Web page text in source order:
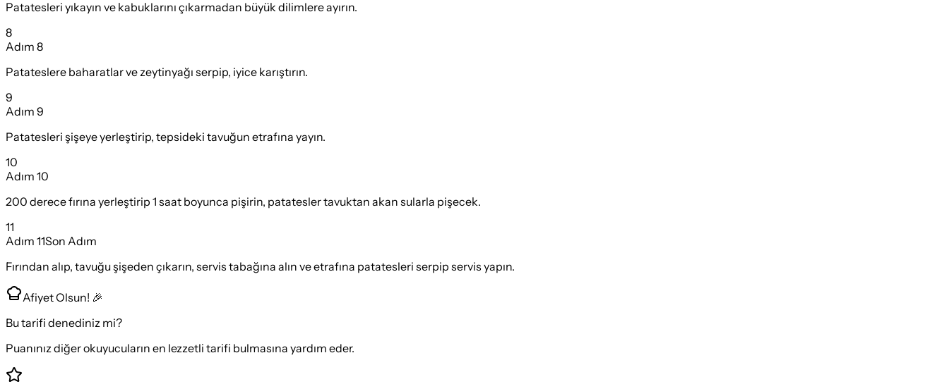
Patatesleri yıkayın ve kabuklarını çıkarmadan büyük dilimlere ayırın.
8
Adım 8
Patateslere baharatlar ve zeytinyağı serpip, iyice karıştırın.
9
Adım 9
Patatesleri şişeye yerleştirip, tepsideki tavuğun etrafına yayın.
10
Adım 10
200 derece fırına yerleştirip 1 saat boyunca pişirin, patatesler tavuktan akan sularla pişecek.
11
Adım 11Son Adım
Fırından alıp, tavuğu şişeden çıkarın, servis tabağına alın ve etrafına patatesleri serpip servis yapın.
Afiyet Olsun! 🎉
Bu tarifi denediniz mi?
Puanınız diğer okuyucuların en lezzetli tarifi bulmasına yardım eder.